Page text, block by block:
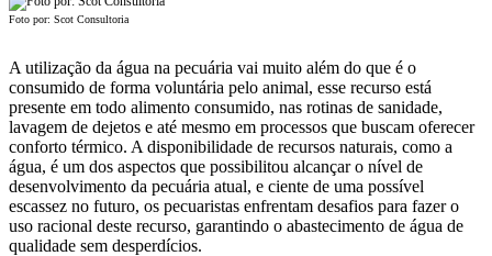
Foto por: Scot Consultoria
A utilização da água na pecuária vai muito além do que é o
consumido de forma voluntária pelo animal, esse recurso está
presente em todo alimento consumido, nas rotinas de sanidade,
lavagem de dejetos e até mesmo em processos que buscam oferecer
conforto térmico. A disponibilidade de recursos naturais, como a
água, é um dos aspectos que possibilitou alcançar o nível de
desenvolvimento da pecuária atual, e ciente de uma possível
escassez no futuro, os pecuaristas enfrentam desafios para fazer o
uso racional deste recurso, garantindo o abastecimento de água de
qualidade sem desperdícios.